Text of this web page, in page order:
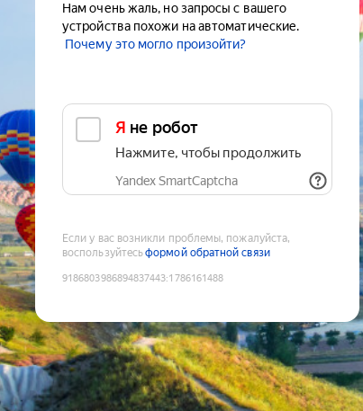
Нам очень жаль, но запросы с вашего
устройства похожи на автоматические.
Почему это могло произойти?
Я не робот
Нажмите, чтобы продолжить
Yandex SmartCaptcha
Если у вас возникли проблемы, пожалуйста,
воспользуйтесьформой обратной связи
9186803986894837443:1786161488